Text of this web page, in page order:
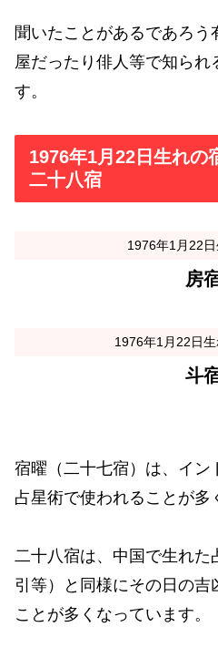
聞いたことがあるであろ
屋だったり俳人等で知られ
す。
1976年1月22日生れの
二十八宿
1976年1月22
房
1976年1月22日
斗
宿曜（二十七宿）は、イン
占星術で使われることが多
二十八宿は、中国で生れた
引等）と同様にその日の吉
ことが多くなっています。